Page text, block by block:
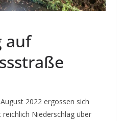
auf
2022 ergossen sich
Niederschlag über